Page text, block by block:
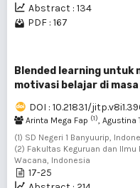
Abstract : 134
PDF : 167
Blended learning untuk
motivasi belajar di
DOI : 10.21831/
Arinta Mega Fap (1), Agustina
(1) SD Negeri 1 Banyuurip,
(2) Fakultas Keguruan dan
Wacana, Indonesia
17-25